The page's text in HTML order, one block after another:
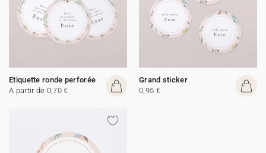
Etiquette ronde perforée
A partir de 0,70 €
Grand sticker
0,95 €